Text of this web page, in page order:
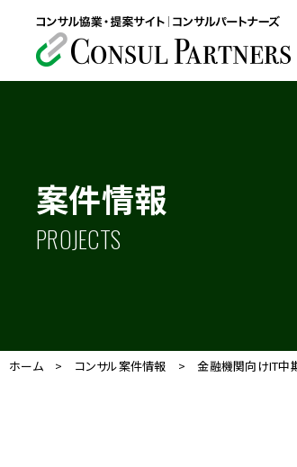
案件情報
PROJECTS
ホーム> コンサル案件情報 >金融機関向けIT中